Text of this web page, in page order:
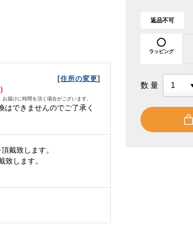
[住所の変更]
届けに時間を頂く場合がございます。
はできませんのでご了承く
戴致します。
致します。
返品不可
ラッピング
数量